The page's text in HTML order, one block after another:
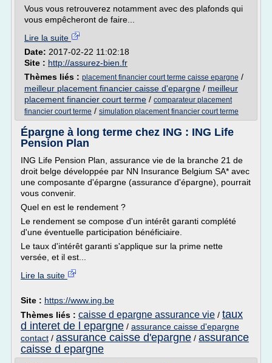
Vous vous retrouverez notamment avec des plafonds qui
vous empêcheront de faire...
Lire la suite
Date: 2017-02-22 11:02:18
Site : http://assurez-bien.fr
Thèmes liés : placement financier court terme caisse epargne /
meilleur placement financier caisse d'epargne / meilleur
placement financier court terme / comparateur placement
financier court terme / simulation placement financier court terme
Épargne à long terme chez ING : ING Life
Pension Plan
ING Life Pension Plan, assurance vie de la branche 21 de
droit belge développée par NN Insurance Belgium SA* avec
une composante d'épargne (assurance d'épargne), pourrait
vous convenir.
Quel en est le rendement ?
Le rendement se compose d'un intérêt garanti complété
d'une éventuelle participation bénéficiaire.
Le taux d'intérêt garanti s'applique sur la prime nette
versée, et il est...
Lire la suite
Site : https://www.ing.be
Thèmes liés : caisse d epargne assurance vie / taux
d interet de l epargne / assurance caisse d'epargne
contact / assurance caisse d'epargne / assurance
caisse d epargne